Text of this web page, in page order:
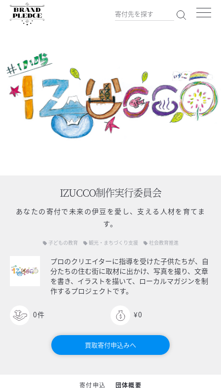
IZUCCO制作実行委員会
あなたの寄付で 未来の伊豆を愛し、支える人材を育てま
す。
local_offer 子どもの教育 local_offer 観光・まちづくり支援 local_offer 社会教育推進
プロのクリエイターに指導を受けた子供たちが、自
分たちの住む街に取材に出かけ、写真を撮り、文章
を書き、イラストを描いて、ローカルマガジンを制
作するプロジェクトです。
0件 ¥0
買取寄付申込みへ
寄付申込 団体概要